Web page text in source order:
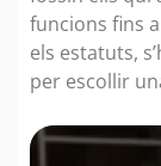
funcions fins
els estatuts,
per escollir